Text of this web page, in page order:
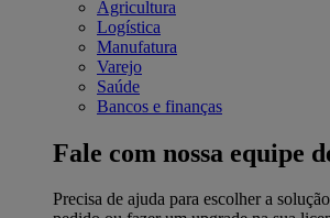
Agricultura
Logística
Manufatura
Varejo
Saúde
Bancos e finanças
Fale com nossa equipe
Precisa de ajuda para escolher a